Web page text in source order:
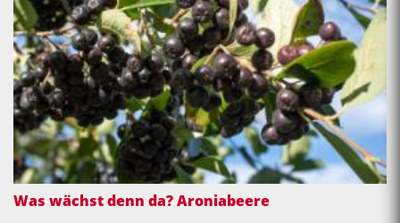
Was wächst denn da? Aroniabeere